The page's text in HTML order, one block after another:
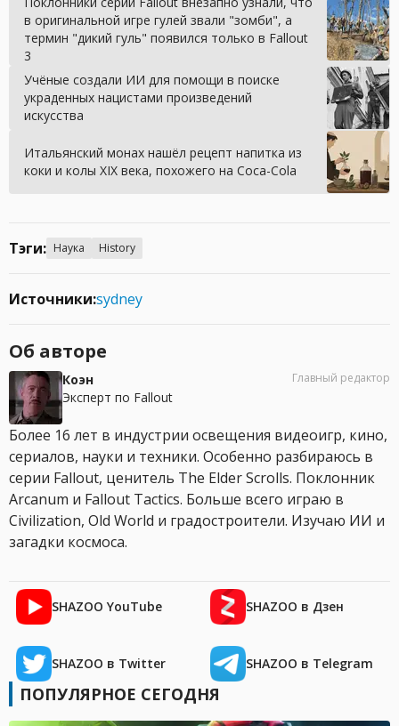
в оригинальной игре гулей звали "зомби", а
термин "дикий гуль" появился только в Fallout
3
Учёные создали ИИ для помощи в поиске
украденных нацистами произведений
искусства
Итальянский монах нашёл рецепт напитка из
коки и колы XIX века, похожего на Coca-Cola
Тэги: Наука History
Источники:sydney
Об авторе
Коэн
Эксперт по Fallout
Главный редактор
Более 16 лет в индустрии освещения видеоигр, кино,
сериалов, науки и техники. Особенно разбираюсь в
серии Fallout, ценитель The Elder Scrolls. Поклонник
Arcanum и Fallout Tactics. Больше всего играю в
Civilization, Old World и градостроители. Изучаю ИИ и
загадки космоса.
SHAZOO YouTube SHAZOO в Дзен
SHAZOO в Twitter SHAZOO в Telegram
ПОПУЛЯРНОЕ СЕГОДНЯ